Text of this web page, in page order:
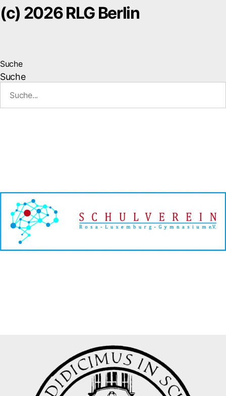
(c) 2026 RLG Berlin
Suche
Suche